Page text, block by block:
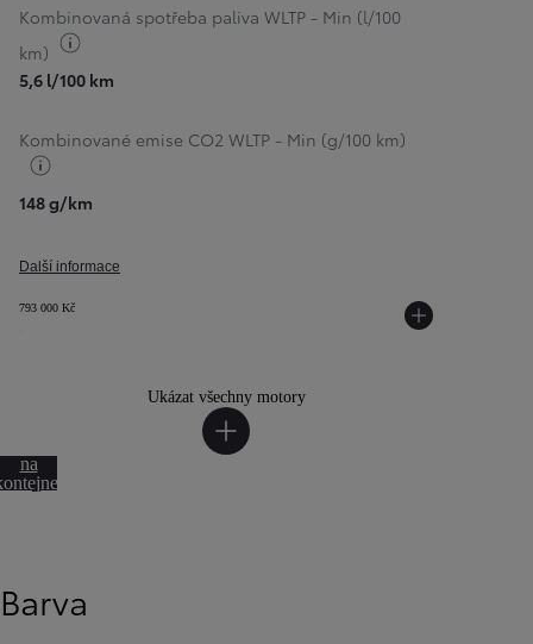
a bonusu za výkup
50 000 Kč
Yaris Cross
HYBRID
Kombinovaná spotřeba paliva WLTP - Min (l/100
km)
5,6 l/100 km
Kombinované emise CO2 WLTP - Min (g/100 km)
148 g/km
Další informace
793 000 Kč
Ukázat všechny motory
na
Barva